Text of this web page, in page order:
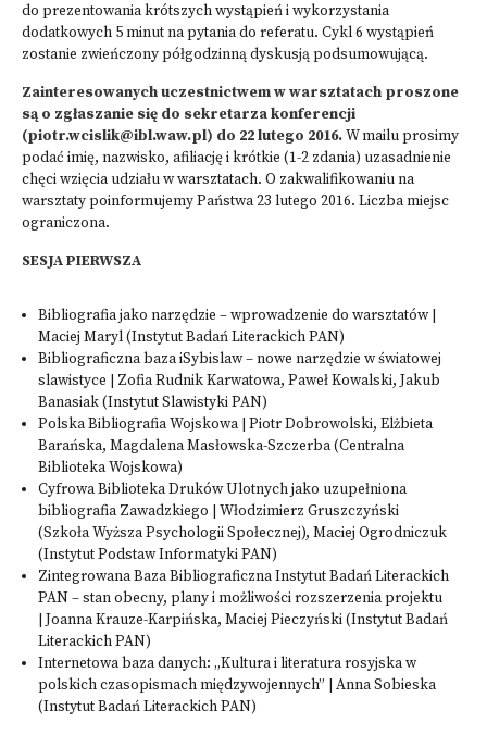
do prezentowania krótszych wystąpień i wykorzystania
dodatkowych 5 minut na pytania do referatu. Cykl 6 wystąpień
zostanie zwieńczony półgodzinną dyskusją podsumowującą.
Zainteresowanych uczestnictwem w warsztatach proszone
są o zgłaszanie się do sekretarza konferencji
(piotr.wcislik@ibl.waw.pl) do 22 lutego 2016.W mailu prosimy
podać imię, nazwisko, afiliację i krótkie (1-2 zdania) uzasadnienie
chęci wzięcia udziału w warsztatach. O zakwalifikowaniu na
warsztaty poinformujemy Państwa 23 lutego 2016. Liczba miejsc
ograniczona.
SESJA PIERWSZA
Bibliografia jako narzędzie – wprowadzenie do warsztatów |
Maciej Maryl (Instytut Badań Literackich PAN)
Bibliograficzna baza iSybislaw – nowe narzędzie w światowej
slawistyce | Zofia Rudnik Karwatowa, Paweł Kowalski, Jakub
Banasiak (Instytut Slawistyki PAN)
Polska Bibliografia Wojskowa | Piotr Dobrowolski, Elżbieta
Barańska, Magdalena Masłowska-Szczerba (Centralna
Biblioteka Wojskowa)
Cyfrowa Biblioteka Druków Ulotnych jako uzupełniona
bibliografia Zawadzkiego | Włodzimierz Gruszczyński
(Szkoła Wyższa Psychologii Społecznej), Maciej Ogrodniczuk
(Instytut Podstaw Informatyki PAN)
Zintegrowana Baza Bibliograficzna Instytut Badań Literackich
PAN – stan obecny, plany i możliwości rozszerzenia projektu
| Joanna Krauze-Karpińska, Maciej Pieczyński (Instytut Badań
Literackich PAN)
Internetowa baza danych: „Kultura i literatura rosyjska w
polskich czasopismach międzywojennych” | Anna Sobieska
(Instytut Badań Literackich PAN)